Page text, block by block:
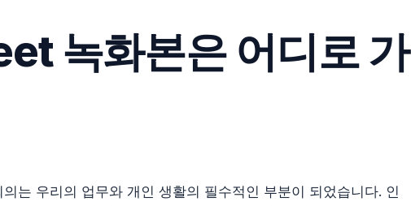
녹화본은 어디로 가
는 우리의 업무와 개인 생활의 필수적인 부분이 되었습니다. 인